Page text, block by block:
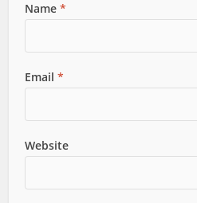
Name*
Email*
Website